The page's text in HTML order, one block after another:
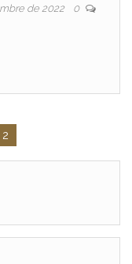
de 2022 0
2